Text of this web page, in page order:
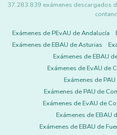
37.283.839 exámenes descargados
Exámenes de PEvAU de Andalucía
Exámenes de EBAU de Asturias
Exámenes de EBAU
Exámenes de EvAU de
Exámenes de
Exámenes de PAU de
Exámenes de EvAU de
Exámenes de EBAU
Exámenes de EBAU de